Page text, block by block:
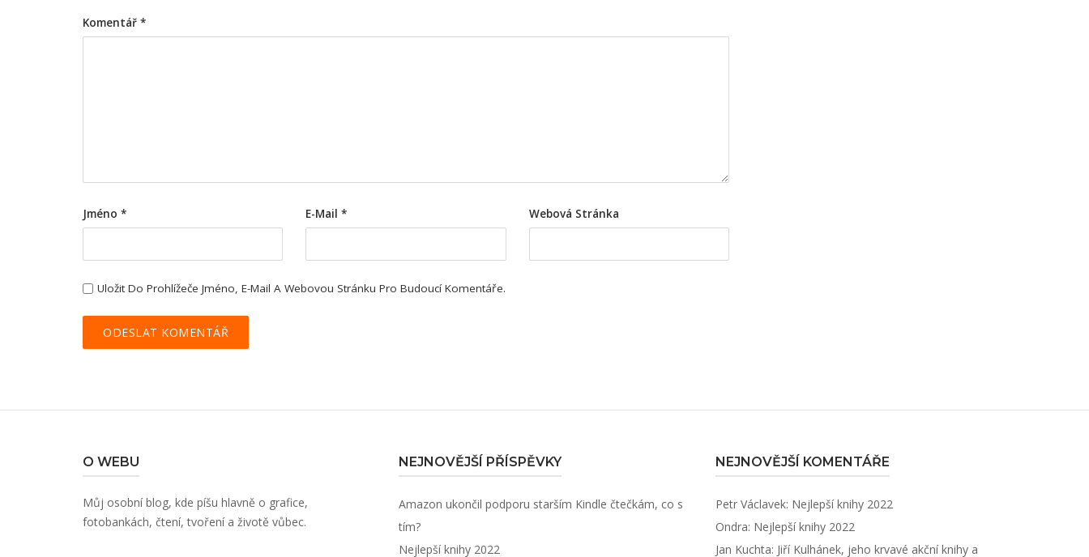
Komentář *
Jméno * E-Mail* Webová Stránka
Uložit Do Prohlížeče Jméno, E-Mail A Webovou Stránku Pro Budoucí Komentáře.
O WEBU
Můj osobní blog, kde píšu hlavně o grafice,
fotobankách, čtení, tvoření a životě vůbec.
NEJNOVĚJŠÍ PŘÍSPĚVKY
Amazon ukončil podporu starším Kindle čtečkám, co s
tím?
Nejlepší knihy 2022
NEJNOVĚJŠÍ KOMENTÁŘE
Petr Václavek: Nejlepší knihy 2022
Ondra: Nejlepší knihy 2022
Jan Kuchta: Jiří Kulhánek, jeho krvavé akční knihy a